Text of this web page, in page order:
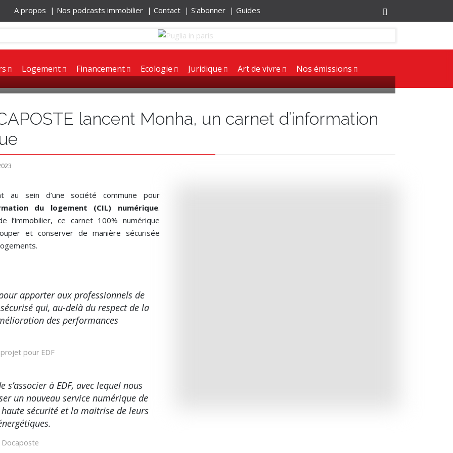
A propos | Nos podcasts immobilier | Contact | S'abonner | Guides
Logement Financement Ecologie Juridique Art de vivre Nos émissions
lancent Monha, un carnet d’information
au sein d’une société commune pour
du logement (CIL) numérique.
l’immobilier, ce carnet 100% numérique
et conserver de manière sécurisée
apporter aux professionnels de
qui, au-delà du respect de la
des performances
pour EDF
à EDF, avec lequel nous
un nouveau service numérique de
sécurité et la maitrise de leurs